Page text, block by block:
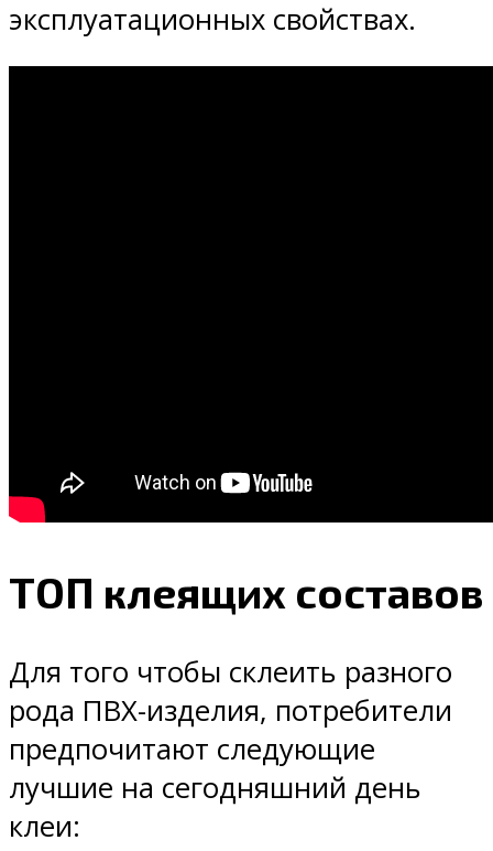
эксплуатационных свойствах.
ТОП клеящих составов
Для того чтобы склеить разного
рода ПВХ-изделия, потребители
предпочитают следующие
лучшие на сегодняшний день
клеи: